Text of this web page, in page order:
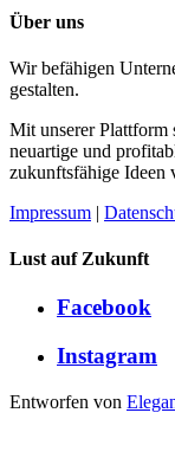
Über uns
Wir befähigen
gestalten.
Mit unserer Plattform
neuartige und
zukunftsfähige Ideen
Impressum |
Lust auf Zukunft
Facebook
Instagram
Entworfen von